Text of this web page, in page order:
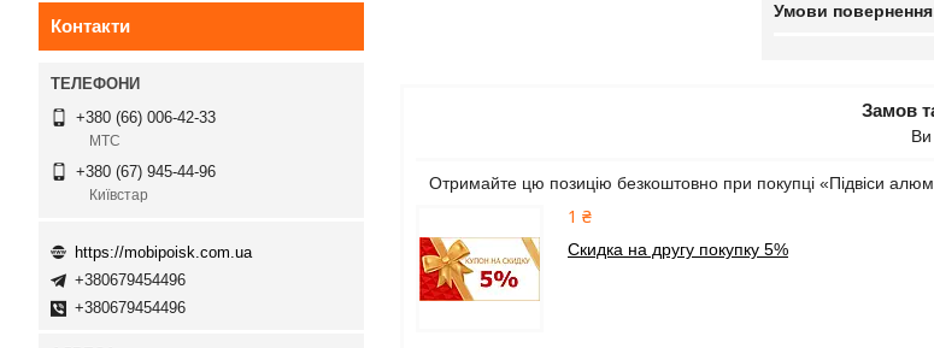
Замов
Отримайте цю позицію безкоштовно при покупці «Підвіси
1 ₴
Скидка на другу покупку 5%
Контакти
+380 (66) 006-42-33
МТС
+380 (67) 945-44-96
Київстар
https://mobipoisk.com.ua
+380679454496
+380679454496